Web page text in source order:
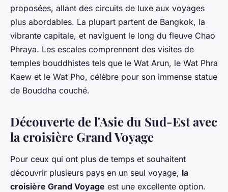
proposées, allant des circuits de luxe aux voyages
plus abordables. La plupart partent de Bangkok, la
vibrante capitale, et naviguent le long du fleuve Chao
Phraya. Les escales comprennent des visites de
temples bouddhistes tels que le Wat Arun, le Wat Phra
Kaew et le Wat Pho, célèbre pour son immense statue
de Bouddha couché.
Découverte de l'Asie du Sud-Est avec
la croisière Grand Voyage
Pour ceux qui ont plus de temps et souhaitent
découvrir plusieurs pays en un seul voyage, la
croisière Grand Voyage est une excellente option.